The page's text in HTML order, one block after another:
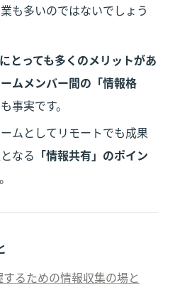
も多いのではないでしょう
とっても多くのメリットがあ
ムメンバー間の「情報格
事実です。
ムとしてリモートでも成果
なる 「情報共有」のポイン
るための情報収集の場と